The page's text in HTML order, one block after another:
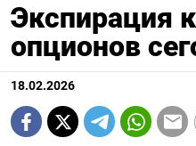
Экспирация
опционов
18.02.2026